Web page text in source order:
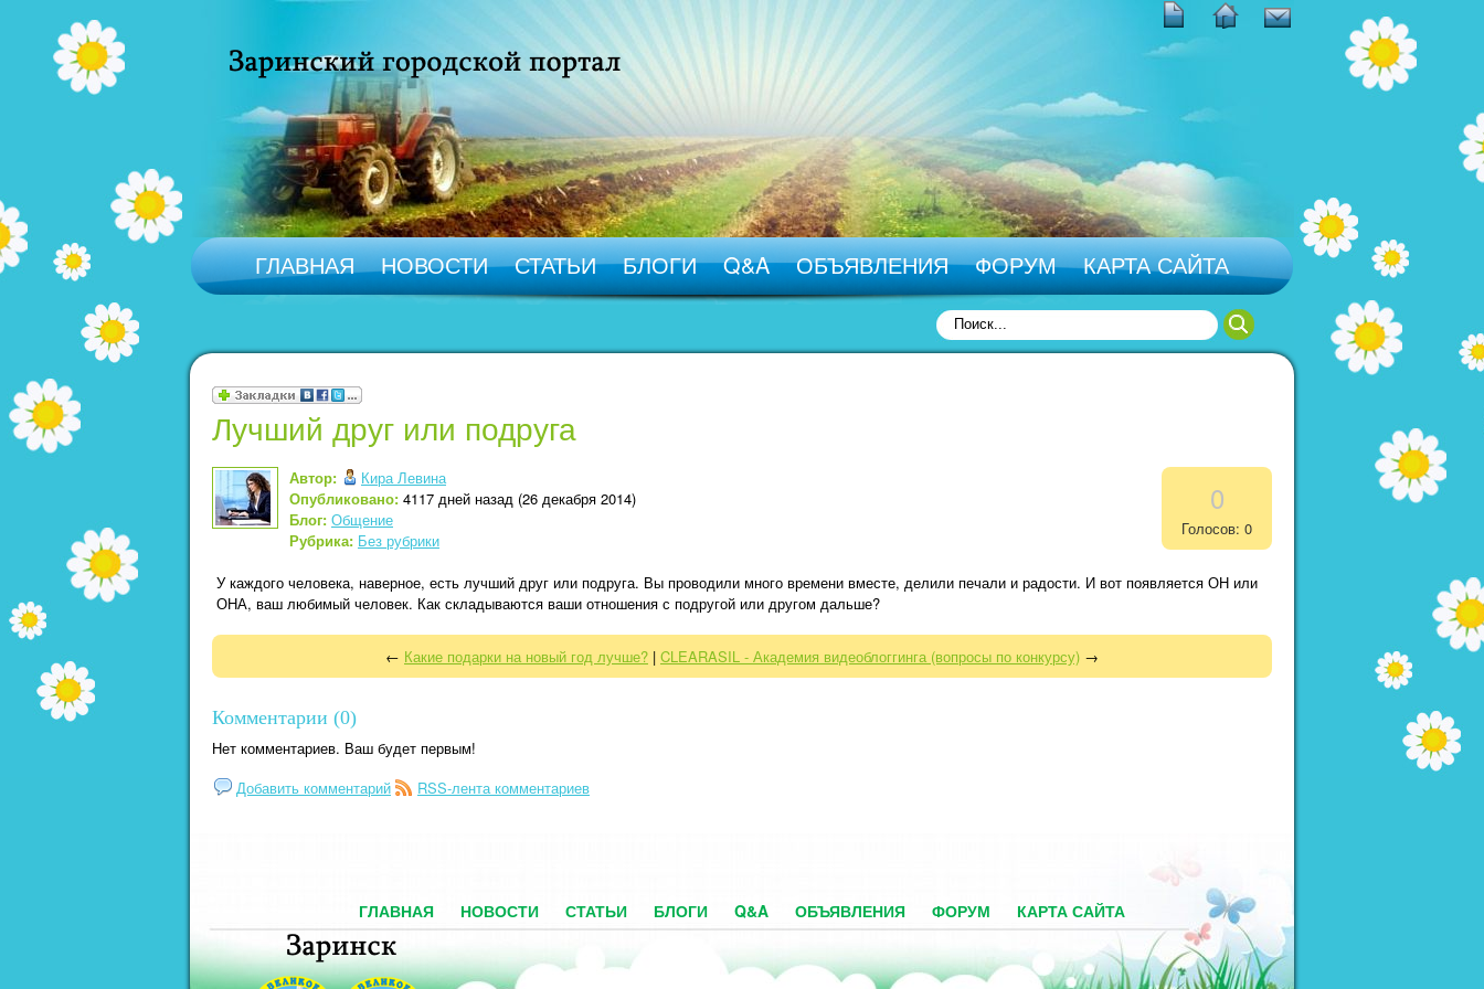
ГЛАВНАЯ НОВОСТИ СТАТЬИ БЛОГИ Q&A ОБЪЯВЛЕНИЯ ФОРУМ КАРТА САЙТА
Лучший друг или подруга
Автор:
Кира Левина
Опубликовано: 4117 дней назад (26 декабря 2014)
Блог: Общение
Рубрика: Без рубрики
0
Голосов: 0
У каждого человека, наверное, есть лучший друг или подруга. Вы проводили много времени вместе, делили печали и радости. И вот появляется ОН или
ОНА, ваш любимый человек. Как складываются ваши отношения с подругой или другом дальше?
← Какие подарки на новый год лучше? | CLEARASIL - Академия видеоблоггинга (вопросы по конкурсу) →
Комментарии (0)
Нет комментариев. Ваш будет первым!
Добавить комментарий
RSS-лента комментариев
ГЛАВНАЯ НОВОСТИ СТАТЬИ БЛОГИ Q&A ОБЪЯВЛЕНИЯ ФОРУМ КАРТА САЙТА